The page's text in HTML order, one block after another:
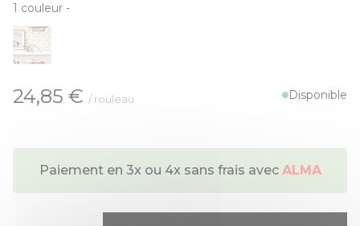
1 couleur -
À partir de:
24,85 € / rouleau Disponible
Paiement en 3x ou 4x sans frais avec ALMA